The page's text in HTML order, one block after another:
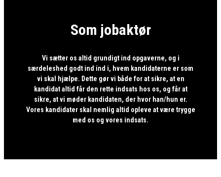
Som jobaktør
Vi sætter os altid grundigt ind opgaverne, og i
særdeleshed godt ind ind i, hvem kandidaterne er som
vi skal hjælpe. Dette gør vi både for at sikre, at en
kandidat altid får den rette indsats hos os, og får at
sikre, at vi møder kandidaten, der hvor han/hun er.
Vores kandidater skal nemlig altid opleve at være trygge
med os og vores indsats.